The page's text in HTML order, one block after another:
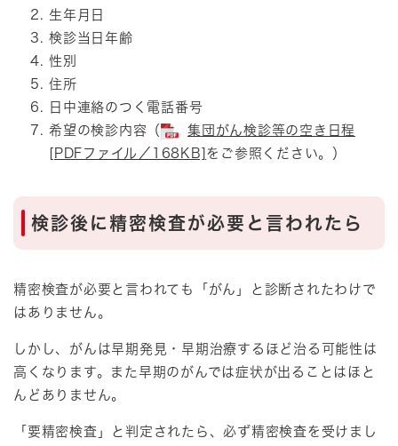
生年月日
検診当日年齢
性別
住所
日中連絡のつく電話番号
希望の検診内容（
集団がん検診等の空き日程
[PDFファイル／168KB] をご参照ください。）
検診後に精密検査が必要と言われたら
精密検査が必要と言われても「がん」と診断されたわけで
はありません。
しかし、がんは早期発見・早期治療するほど治る可能性は
高くなります。また早期のがんでは症状が出ることはほと
んどありません。
「要精密検査」と判定されたら、必ず精密検査を受けまし